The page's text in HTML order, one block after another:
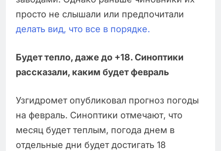
просто не слышали или предпочитали
делать вид, что все в порядке.
Будет тепло, даже до +18. Синоптики
рассказали, каким будет февраль
Узгидромет опубликовал прогноз погоды
на февраль. Синоптики отмечают, что
месяц будет теплым, погода днем в
отдельные дни будет достигать 18